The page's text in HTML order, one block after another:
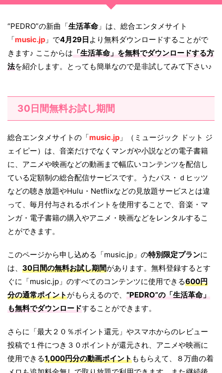
“PEDRO”の新曲「生活革命 」は、総合エンタメサイト
「music.jp 」で4月29日 より無料ダウンロードすることがで
きます♪ ここからは「生活革命」を無料でダウンロードする方
法を紹介します。とっても簡単なので是非試してみて下さい♪
30日間無料お試し期間
総合エンタメサイトの「music.jp 」（ミュージック ドット ジ
ェイピー）は、音楽だけでなくマンガや小説などの電子書籍
に、アニメや映画などの動画まで幅広いコンテンツを配信し
ている定額制の総合配信サービスです。うたパス・ｄヒッツ
などの聴き放題やHulu・Netflixなどの見放題サービスとは違
って、毎月付与されるポイントを使用することで、音楽・マ
ンガ・電子書籍の購入やアニメ・映画などをレンタルするこ
とができます。
このページから申し込める「music.jp」の特別限定プランに
は、 30日間の無料お試し期間があります。無料登録するとす
ぐに「music.jp」のすべてのコンテンツに使用できる600円
分の通常ポイントがもらえるので、 “PEDRO”の「生活革命」
も無料でダウンロードすることができます。
さらに「最大２０％ポイント還元」やスマホからのレビュー
投稿で１件につき３０ポイントが還元され、アニメや映画に
使用できる1,000円分の動画ポイントももらえて、８万曲の着